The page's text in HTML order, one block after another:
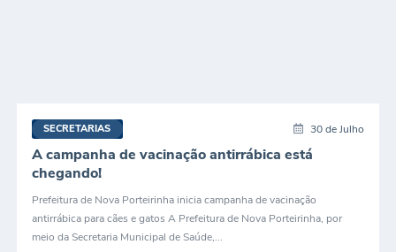
SECRETARIAS 30 de Julho
A campanha de vacinação antirrábica está
chegando!
Prefeitura de Nova Porteirinha inicia campanha de vacinação
antirrábica para cães e gatos A Prefeitura de Nova Porteirinha, por
meio da Secretaria Municipal de Saúde,...